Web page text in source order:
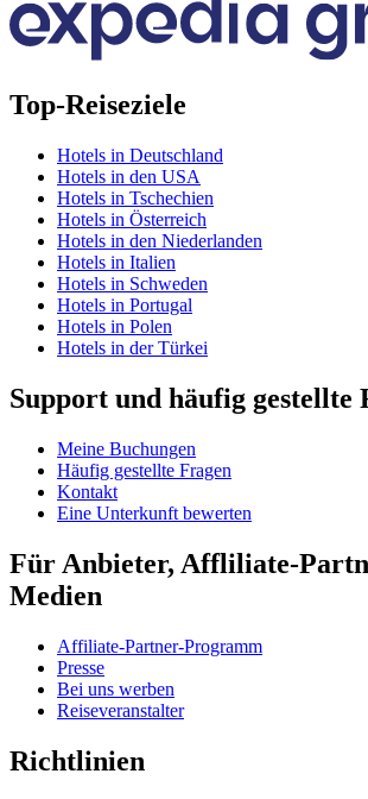
Top-Reiseziele
Hotels in Deutschland
Hotels in den USA
Hotels in Tschechien
Hotels in Österreich
Hotels in den Niederlanden
Hotels in Italien
Hotels in Schweden
Hotels in Portugal
Hotels in Polen
Hotels in der Türkei
Support und häufig gestellte
Meine Buchungen
Häufig gestellte Fragen
Kontakt
Eine Unterkunft bewerten
Für Anbieter, Affliliate-
Medien
Affiliate-Partner-Programm
Presse
Bei uns werben
Reiseveranstalter
Richtlinien